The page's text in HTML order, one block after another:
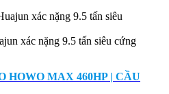
xác nặng 9.5 tấn siêu cứng
MAX 460HP | CẦU